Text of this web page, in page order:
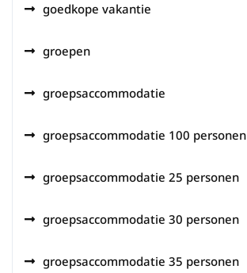
goedkope vakantie
groepen
groepsaccommodatie
groepsaccommodatie 100 personen
groepsaccommodatie 25 personen
groepsaccommodatie 30 personen
groepsaccommodatie 35 personen